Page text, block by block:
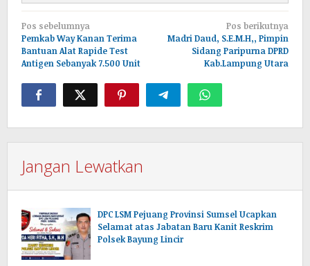
Navigasi
pos
Pos sebelumnya
Pemkab Way Kanan Terima
Bantuan Alat Rapide Test
Antigen Sebanyak 7.500 Unit
Pos berikutnya
Madri Daud, S.E.M.H,, Pimpin
Sidang Paripurna DPRD
Kab.Lampung Utara
Jangan Lewatkan
DPC LSM Pejuang Provinsi Sumsel Ucapkan
Selamat atas Jabatan Baru Kanit Reskrim
Polsek Bayung Lincir